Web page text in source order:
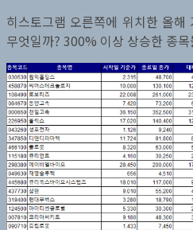
히스토그램 오른쪽에 위치한 올
무엇일까? 300% 이상 상승한 종